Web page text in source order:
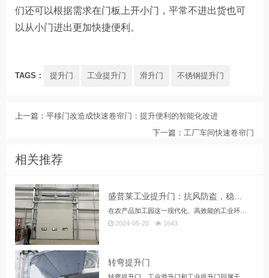
们还可以根据需求在门板上开小门，平常不进出货也可
以从小门进出更加快捷便利。
TAGS： 提升门 工业提升门 滑升门 不锈钢提升门
上一篇： 平移门改造成快速卷帘门：提升便利的智能化改进
下一篇： 工厂车间快速卷帘门
相关推荐
2024-05-20
1643
转弯提升门